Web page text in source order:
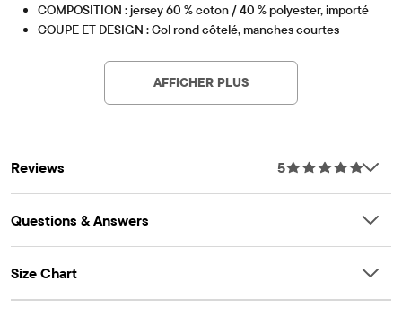
COMPOSITION : jersey 60 % coton / 40 % polyester, importé
COUPE ET DESIGN : Col rond côtelé, manches courtes
d'œuf de Pâques et la mention « La chasse est ouverte ».
AFFICHER PLUS
Reviews 5
Questions & Answers
Size Chart